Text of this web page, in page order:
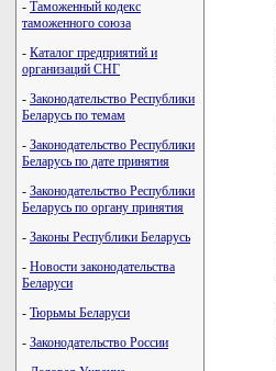
- Таможенный кодекс
таможенного союза
- Каталог предприятий и
организаций СНГ
- Законодательство Республики
Беларусь по темам
- Законодательство Республики
Беларусь по дате принятия
- Законодательство Республики
Беларусь по органу принятия
- Законы Республики Беларусь
- Новости законодательства
Беларуси
- Тюрьмы Беларуси
- Законодательство России